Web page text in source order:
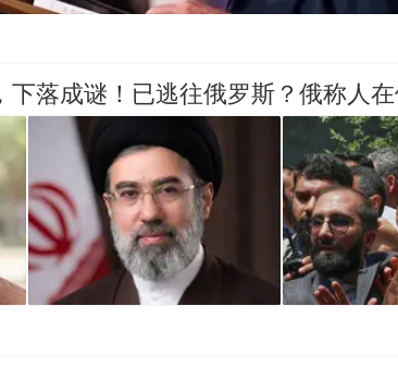
下落成谜！已逃往俄罗斯？俄称人